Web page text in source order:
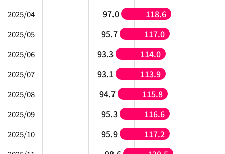
2025/04 97.0 118.6
2025/05 95.7 117.0
2025/06 93.3 114.0
2025/07 93.1 113.9
2025/08 94.7 115.8
2025/09 95.3 116.6
2025/10 95.9 117.2